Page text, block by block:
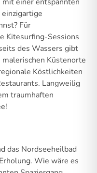
Für
Kitesurfing-Sessions
des Wassers gibt
Küstenorte
Köstlichkeiten
Langweilig
traumhaften
das Nordseeheilbad
Wie wäre es